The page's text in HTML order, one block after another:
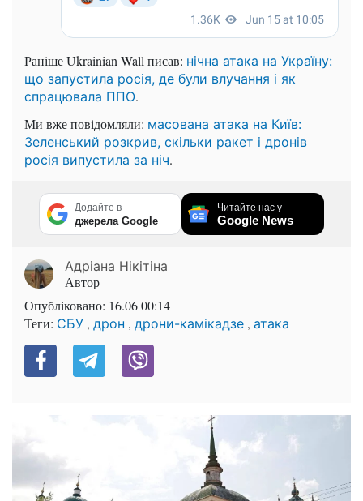
Раніше Ukrainian Wall писав: нічна атака на Україну:
що запустила росія, де були влучання і як
спрацювала ППО.
Ми вже повідомляли: масована атака на Київ:
Зеленський розкрив, скільки ракет і дронів
росія випустила за ніч.
Додайте в
джерела Google
Читайте нас у
Google News
Адріана Нікітіна
Автор
Опубліковано: 16.06 00:14
Теги: СБУ , дрон , дрони-камікадзе , атака